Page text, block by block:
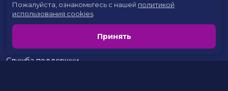
Расписание
Скоро в кино
Новости и акции
Служба поддержки
Пожалуйста, ознакомьтесь с нашей политикой
использования cookies
Принять